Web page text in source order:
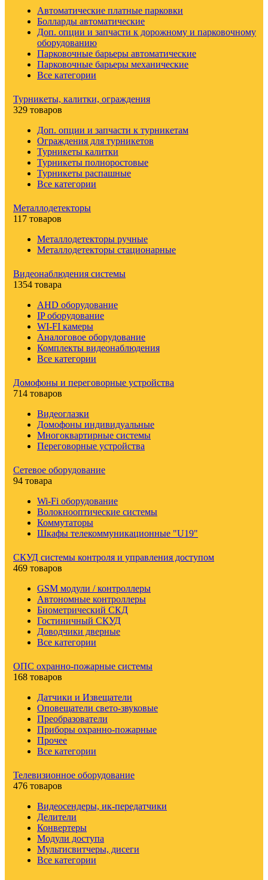
Автоматические платные парковки
Болларды автоматические
Доп. опции и запчасти к дорожному и парковочному
оборудованию
Парковочные барьеры автоматические
Парковочные барьеры механические
Все категории
Турникеты, калитки, ограждения
329 товаров
Доп. опции и запчасти к турникетам
Ограждения для турникетов
Турникеты калитки
Турникеты полноростовые
Турникеты распашные
Все категории
Металлодетекторы
117 товаров
Металлодетекторы ручные
Металлодетекторы стационарные
Видеонаблюдения cистемы
1354 товара
AHD оборудование
IP оборудование
WI-FI камеры
Аналоговое оборудование
Комплекты видеонаблюдения
Все категории
Домофоны и переговорные устройства
714 товаров
Видеоглазки
Домофоны индивидуальные
Многоквартирные системы
Переговорные устройства
Сетевое оборудование
94 товара
Wi-Fi оборудование
Волокнооптические системы
Коммутаторы
Шкафы телекоммуникационные "U19"
СКУД системы контроля и управления доступом
469 товаров
GSM модули / контроллеры
Автономные контроллеры
Биометрический СКД
Гостиничный СКУД
Доводчики дверные
Все категории
ОПС охранно-пожарные системы
168 товаров
Датчики и Извещатели
Оповещатели свето-звуковые
Преобразователи
Приборы охранно-пожарные
Прочее
Все категории
Телевизионное оборудование
476 товаров
Видеосендеры, ик-передатчики
Делители
Конвертеры
Модули доступа
Мультисвитчеры, дисеги
Все категории